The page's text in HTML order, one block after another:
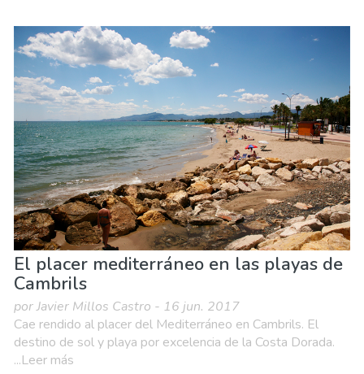
El placer mediterráneo en las playas de
Cambrils
por Javier Millos Castro - 16 jun. 2017
Cae rendido al placer del Mediterráneo en Cambrils. El
destino de sol y playa por excelencia de la Costa Dorada.
...Leer más